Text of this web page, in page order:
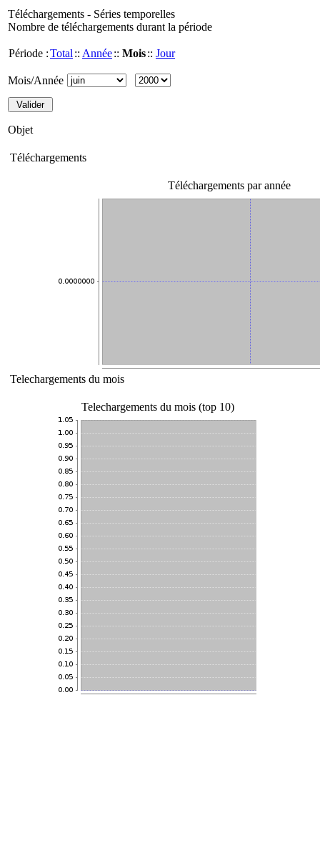
Téléchargements - Séries temporelles
Nombre de téléchargements durant la période
Période :Total :: Année:: Mois:: Jour
Mois/Année
Objet
Téléchargements
Téléchargements par année
Telechargements du mois
Telechargements du mois (top 10)